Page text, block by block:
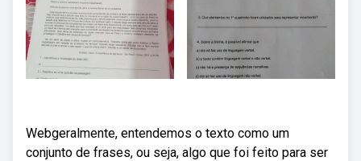
Webgeralmente, entendemos o texto como um
conjunto de frases, ou seja, algo que foi feito para ser